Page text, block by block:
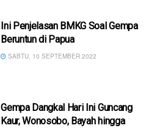
Ini Penjelasan BMKG Soal Gempa
Beruntun di Papua
SABTU, 10 SEPTEMBER 2022
Gempa Dangkal Hari Ini Guncang
Kaur, Wonosobo, Bayah hingga